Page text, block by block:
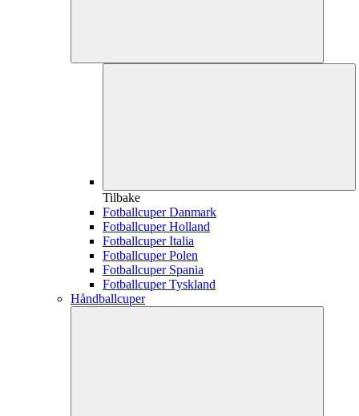
Tilbake
Fotballcuper Danmark
Fotballcuper Holland
Fotballcuper Italia
Fotballcuper Polen
Fotballcuper Spania
Fotballcuper Tyskland
Håndballcuper